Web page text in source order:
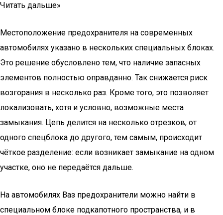
Читать дальше»
Местоположение предохранителя на современных
автомобилях указано в нескольких специальных блоках.
Это решение обусловлено тем, что наличие запасных
элементов полностью оправданно. Так снижается риск
возгорания в несколько раз. Кроме того, это позволяет
локализовать, хотя и условно, возможные места
замыкания. Цепь делится на несколько отрезков, от
одного спецблока до другого, тем самым, происходит
чёткое разделение: если возникает замыкание на одном
участке, оно не передаётся дальше.
На автомобилях Ваз предохранители можно найти в
специальном блоке подкапотного пространства, и в